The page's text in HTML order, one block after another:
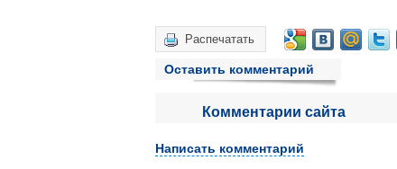
Распечатать
Оставить комментарий
Комментарии сайта
Написать комментарий